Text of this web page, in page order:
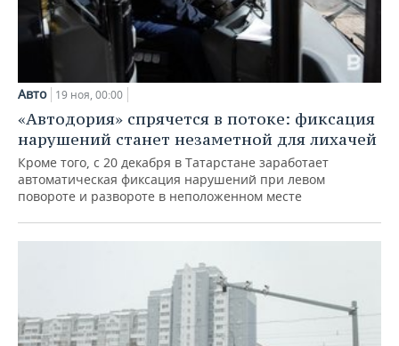
Авто 19 ноя, 00:00
«Автодория» спрячется в потоке: фиксация
нарушений станет незаметной для лихачей
Кроме того, с 20 декабря в Татарстане заработает
автоматическая фиксация нарушений при левом
повороте и развороте в неположенном месте